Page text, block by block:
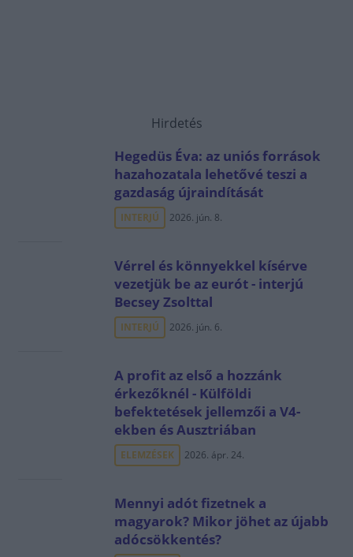
Hirdetés
Hegedüs Éva: az uniós források
hazahozatala lehetővé teszi a
gazdaság újraindítását
INTERJÚ 2026. jún. 8.
Vérrel és könnyekkel kísérve
vezetjük be az eurót - interjú
Becsey Zsolttal
INTERJÚ 2026. jún. 6.
A profit az első a hozzánk
érkezőknél - Külföldi
befektetések jellemzői a V4-
ekben és Ausztriában
ELEMZÉSEK 2026. ápr. 24.
Mennyi adót fizetnek a
magyarok? Mikor jöhet az újabb
adócsökkentés?